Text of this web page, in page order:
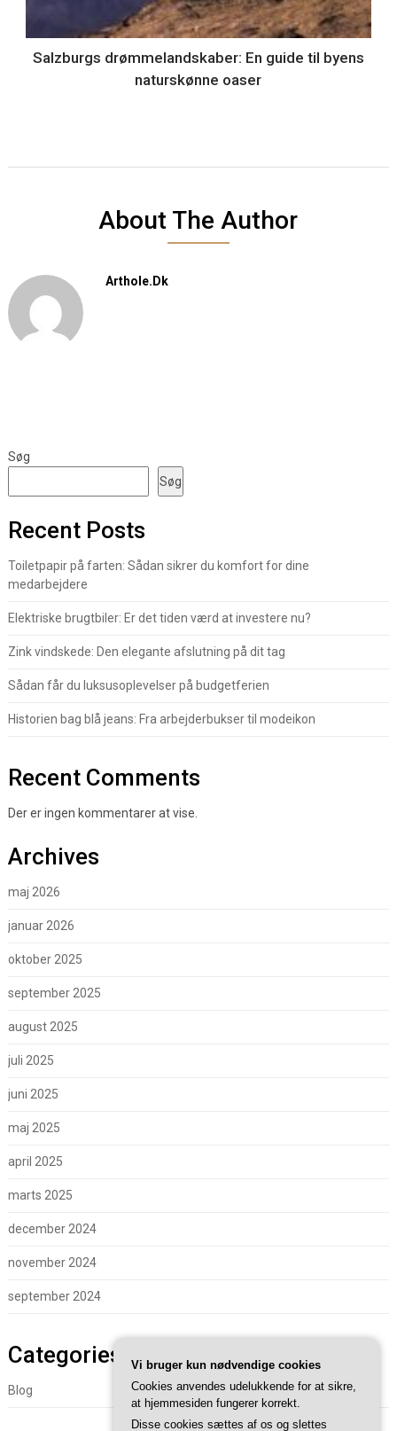
Salzburgs drømmelandskaber: En guide til byens
naturskønne oaser
About The Author
Arthole.dk
Søg
Søg
Recent Posts
Toiletpapir på farten: Sådan sikrer du komfort for dine
medarbejdere
Elektriske brugtbiler: Er det tiden værd at investere nu?
Zink vindskede: Den elegante afslutning på dit tag
Sådan får du luksusoplevelser på budgetferien
Historien bag blå jeans: Fra arbejderbukser til modeikon
Recent Comments
Der er ingen kommentarer at vise.
Archives
maj 2026
januar 2026
oktober 2025
september 2025
august 2025
juli 2025
juni 2025
maj 2025
april 2025
marts 2025
december 2024
november 2024
september 2024
Categories
Blog
Vi bruger kun nødvendige cookies
Cookies anvendes udelukkende for at sikre,
at hjemmesiden fungerer korrekt.
Disse cookies sættes af os og slettes